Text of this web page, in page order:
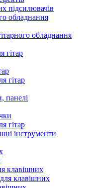
підсилювачів
обладнання
обладнання
гітар
гітар
панелі
гітар
інструменти
клавішних
клавішних